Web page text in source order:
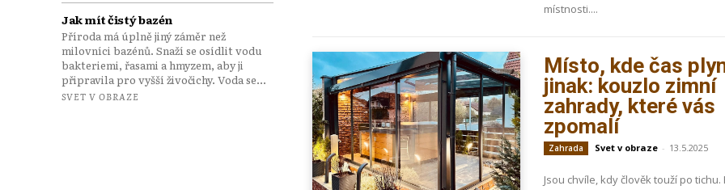
Jak mít čistý bazén
Příroda má úplně jiný záměr než
milovníci bazénů. Snaží se osídlit vodu
bakteriemi, řasami a hmyzem, aby ji
připravila pro vyšší živočichy. Voda se...
SVET V OBRAZE
místnosti....
Místo, kde čas
jinak: kouzlo zimní
zahrady, které vás
zpomalí
Zahrada Svet v obraze - 13.5.2025
Jsou chvíle, kdy člověk touží po tichu.